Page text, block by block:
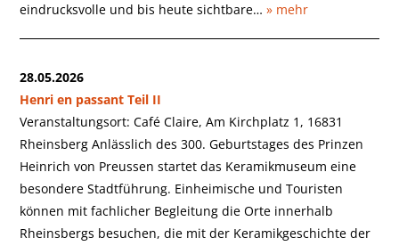
eindrucksvolle und bis heute sichtbare…» mehr
28.05.2026
Henri en passant Teil II
Veranstaltungsort: Café Claire, Am Kirchplatz 1, 16831
Rheinsberg Anlässlich des 300. Geburtstages des Prinzen
Heinrich von Preussen startet das Keramikmuseum eine
besondere Stadtführung. Einheimische und Touristen
können mit fachlicher Begleitung die Orte innerhalb
Rheinsbergs besuchen, die mit der Keramikgeschichte der